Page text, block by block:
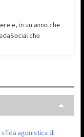
e, in un anno che
che
sfida agonistica di